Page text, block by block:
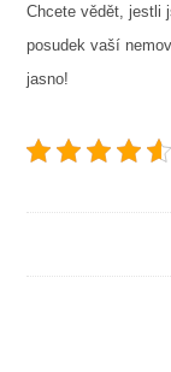
Chcete vědět, jestli
posudek vaší
jasno!